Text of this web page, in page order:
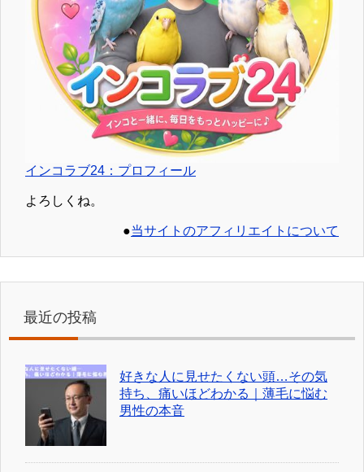
インコラブ24：プロフィール
よろしくね。
●当サイトのアフィリエイトについて
最近の投稿
好きな人に見せたくない頭…その気
持ち、痛いほどわかる｜薄毛に悩む
男性の本音